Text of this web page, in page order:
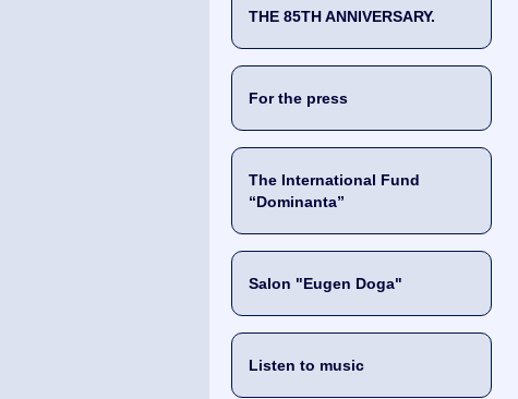
THE 85TH ANNIVERSARY.
For the press
The International Fund
“Dominanta”
Salon "Eugen Doga"
Listen to music